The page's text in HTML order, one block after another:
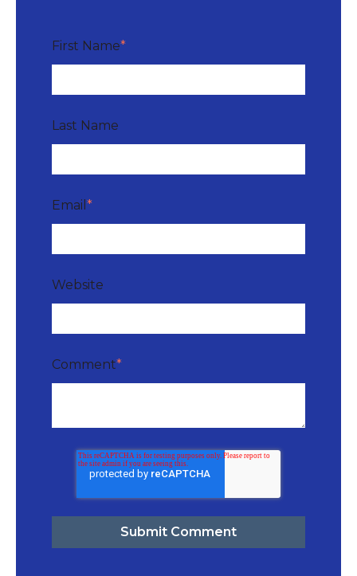
First Name*
Last Name
Email *
Website
Comment*